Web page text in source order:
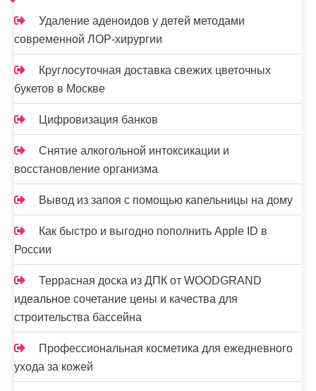
и
с
я
м
Удаление аденоидов у детей методами
современной ЛОР-хирургии
Круглосуточная доставка свежих цветочных
букетов в Москве
Цифровизация банков
Снятие алкогольной интоксикации и
восстановление организма
Вывод из запоя с помощью капельницы на дому
Как быстро и выгодно пополнить Apple ID в
России
Террасная доска из ДПК от WOODGRAND
идеальное сочетание цены и качества для
строительства бассейна
Профессиональная косметика для ежедневного
ухода за кожей